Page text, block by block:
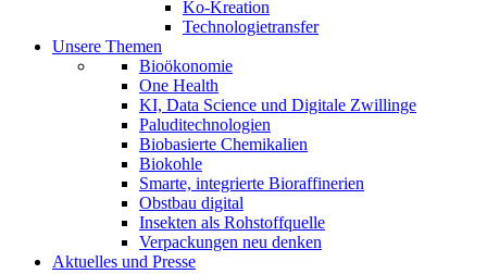
Ko-Kreation
Technologietransfer
Unsere Themen
Bioökonomie
One Health
KI, Data Science und Digitale Zwillinge
Paluditechnologien
Biobasierte Chemikalien
Biokohle
Smarte, integrierte Bioraffinerien
Obstbau digital
Insekten als Rohstoffquelle
Verpackungen neu denken
Aktuelles und Presse